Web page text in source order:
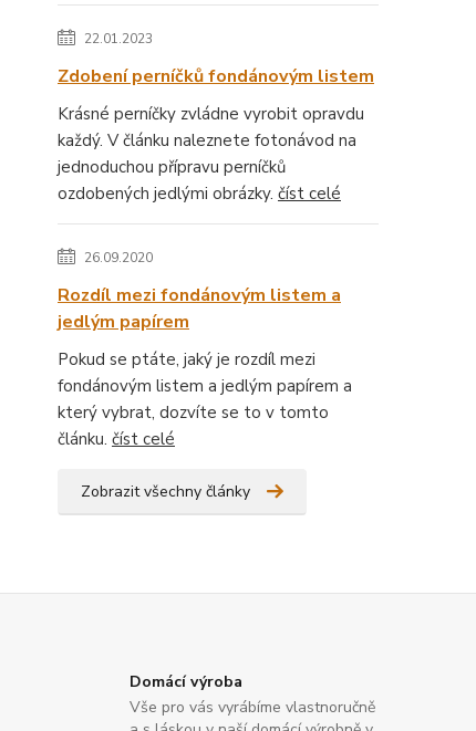
22.01.2023
Zdobení perníčků fondánovým listem
Krásné perníčky zvládne vyrobit opravdu
každý. V článku naleznete fotonávod na
jednoduchou přípravu perníčků
ozdobených jedlými obrázky. číst celé
26.09.2020
Rozdíl mezi fondánovým listem a
jedlým papírem
Pokud se ptáte, jaký je rozdíl mezi
fondánovým listem a jedlým papírem a
který vybrat, dozvíte se to v tomto
článku. číst celé
Zobrazit všechny články
Domácí výroba
Vše pro vás vyrábíme vlastnoručně